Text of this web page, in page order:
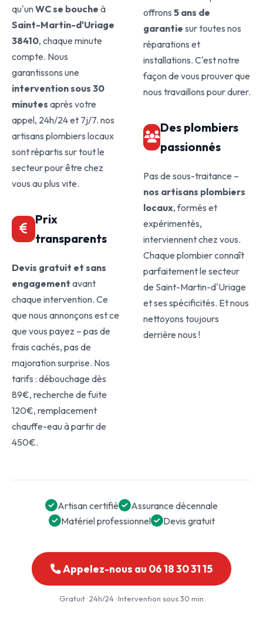
qu'unWC se bouche à
Saint-Martin-d'Uriage
38410, chaque minute
compte. Nous
garantissons une
intervention sous 30
minutes après votre
appel, 24h/24 et 7j/7. nos
artisans plombiers locaux
sont répartis sur tout le
secteur pour être chez
vous au plus vite.
Prix
transparents
Devis gratuit et sans
engagement avant
chaque intervention. Ce
que nous annonçons est ce
que vous payez – pas de
frais cachés, pas de
majoration surprise. Nos
tarifs : débouchage dès
89€, recherche de fuite
120€, remplacement
chauffe-eau à partir de
450€.
offrons 5 ans de
garantie sur toutes nos
réparations et
installations. C'est notre
façon de vous prouver que
nous travaillons pour durer.
Des plombiers
passionnés
Pas de sous-traitance –
nos artisans plombiers
locaux, formés et
expérimentés,
interviennent chez vous.
Chaque plombier connaît
parfaitement le secteur
de Saint-Martin-d'Uriage
et ses spécificités. Et nous
nettoyons toujours
derrière nous !
Artisan certifié
Assurance décennale
Matériel professionnel
Devis gratuit
Appelez-nous au 06 18 30 31 15
Gratuit · 24h/24 · Intervention sous 30 min